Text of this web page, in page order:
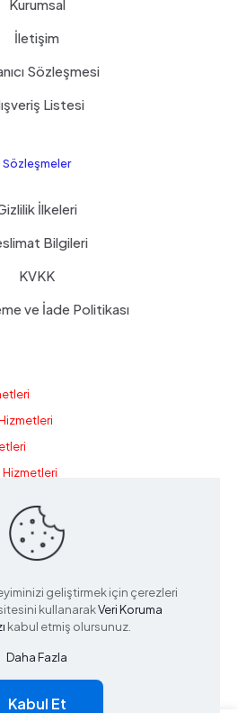
Kurumsal
İletişim
Sözleşmesi
Listesi
Sözleşmeler
İlkeleri
Bilgileri
KVKK
ve İade Politikası
geliştirmek için çerezleri
kullanarakVeri Koruma
kabul etmiş olursunuz.
Daha Fazla
Kabul Et